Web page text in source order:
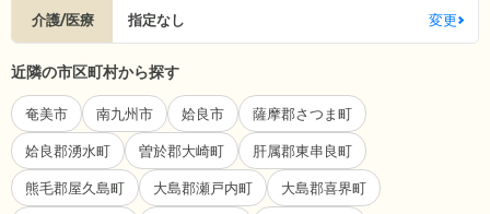
介護/医療 指定なし 変更
近隣の市区町村から探す
奄美市 南九州市 姶良市 薩摩郡さつま町
姶良郡湧水町 曽於郡大崎町 肝属郡東串良町
熊毛郡屋久島町 大島郡瀬戸内町 大島郡喜界町